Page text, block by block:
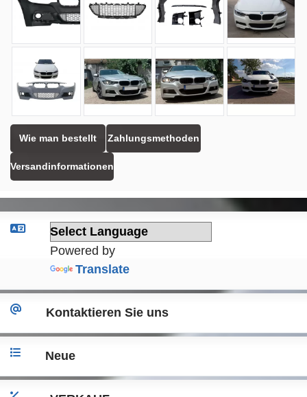
Wie man bestellt Zahlungsmethoden
Versandinformationen
Powered by
Translate
Kontaktieren Sie uns
Neue